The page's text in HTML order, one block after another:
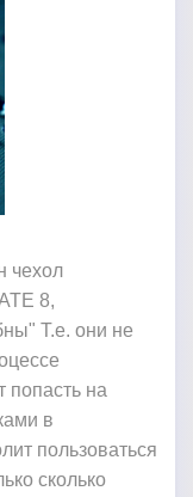
чехол
8,
Т.е. они не
попасть на
в
пользоваться
сколько